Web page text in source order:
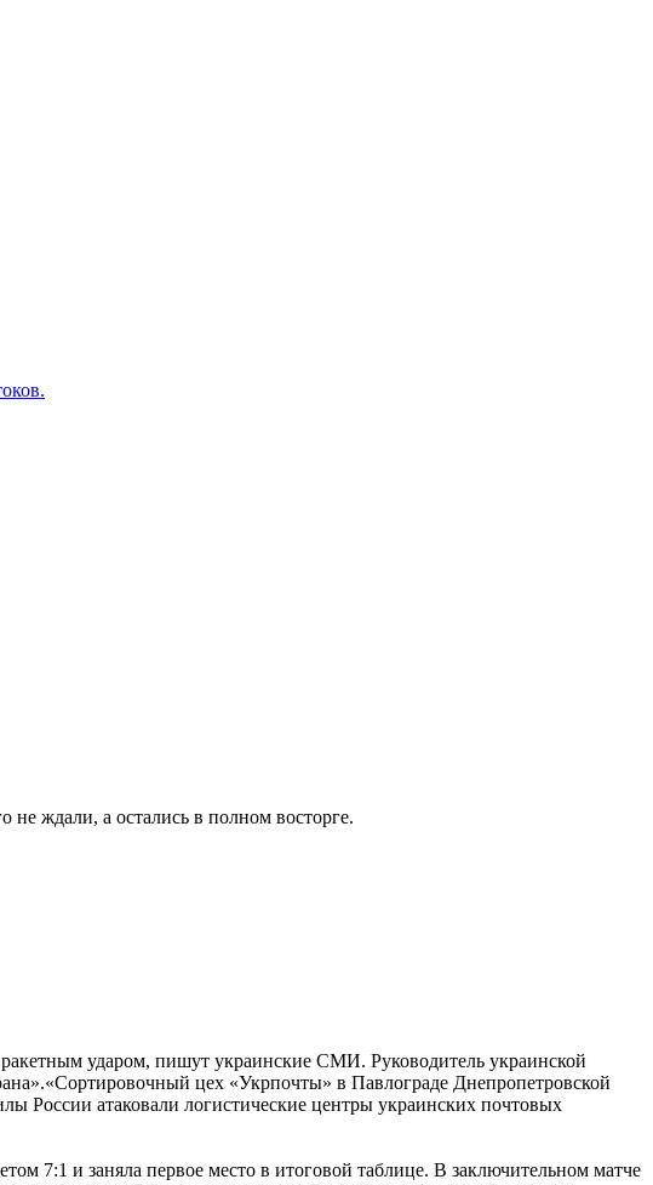
не ждали, а остались в полном восторге.
ударом, пишут украинские СМИ. Руководитель украинской
цех «Укрпочты» в Павлограде Днепропетровской
России атаковали логистические центры украинских почтовых
7:1 и заняла первое место в итоговой таблице. В заключительном матче